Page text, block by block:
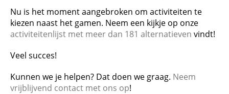
Nu is het moment aangebroken om activiteiten te
kiezen naast het gamen. Neem een kijkje op onze
activiteitenlijst met meer dan 181 alternatieven vindt!
Veel succes!
Kunnen we je helpen? Dat doen we graag. Neem
vrijblijvend contact met ons op!